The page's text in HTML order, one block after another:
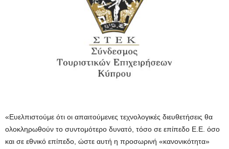
«Ευελπιστούμε ότι οι απαιτούμενες τεχνολογικές διευθετήσεις θα
ολοκληρωθούν το συντομότερο δυνατό, τόσο σε επίπεδο Ε.Ε. όσο
και σε εθνικό επίπεδο, ώστε αυτή η προσωρινή «κανονικότητα»